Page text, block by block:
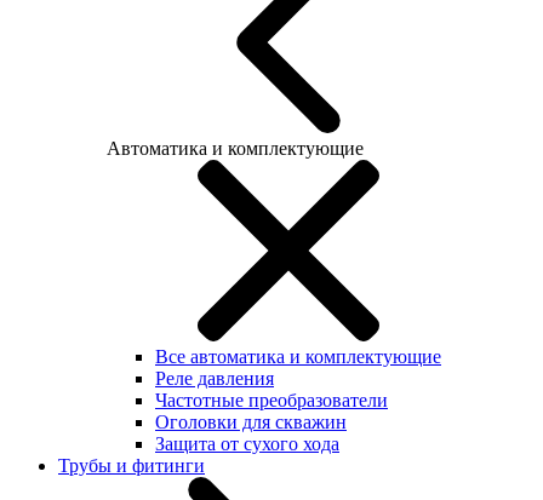
Автоматика и комплектующие
Все автоматика и комплектующие
Реле давления
Частотные преобразователи
Оголовки для скважин
Защита от сухого хода
Трубы и фитинги